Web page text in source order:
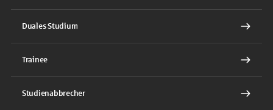
Duales Studium
Trainee
Studienabbrecher